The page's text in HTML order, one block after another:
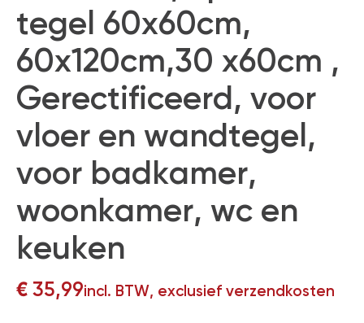
tegel 60x60cm,
60x120cm,30 x60cm ,
Gerectificeerd, voor
vloer en wandtegel,
voor badkamer,
woonkamer, wc en
keuken
€ 35,99incl. BTW, exclusief verzendkosten